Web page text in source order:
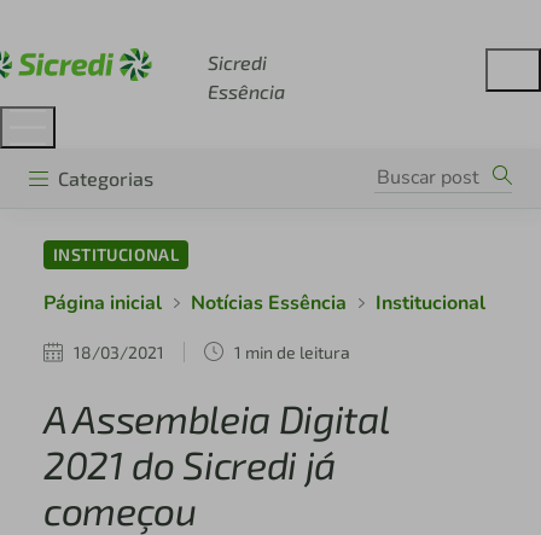
Sicredi
Essência
Categorias
INSTITUCIONAL
Página inicial Notícias Essência Institucional
18/03/2021 1 min de leitura
A Assembleia Digital
2021 do Sicredi já
começou